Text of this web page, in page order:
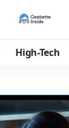
High-Tech